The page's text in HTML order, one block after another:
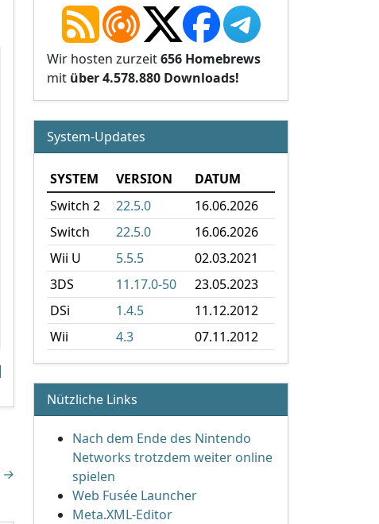
→
Wir hosten zurzeit656 Homebrews
mit über 4.578.880 Downloads!
System-Updates
SYSTEM VERSION
DATUM
Switch 2
22.5.0
16.06.2026
Switch
22.5.0
16.06.2026
Wii U
5.5.5
02.03.2021
3DS
11.17.0-50
23.05.2023
DSi
1.4.5
11.12.2012
Wii
4.3 07.11.2012
Nützliche Links
Nach dem Ende des Nintendo
Networks trotzdem weiter online
spielen
Web Fusée Launcher
Meta.XML-Editor